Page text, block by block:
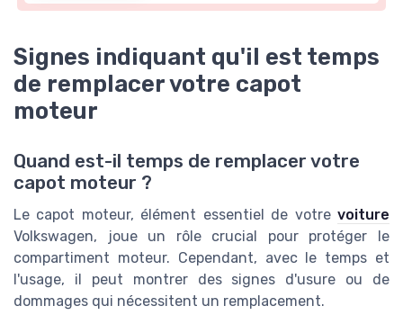
Signes indiquant qu'il est temps
de remplacer votre capot
moteur
Quand est-il temps de remplacer votre
capot moteur ?
Le capot moteur, élément essentiel de votre voiture
Volkswagen, joue un rôle crucial pour protéger le
compartiment moteur. Cependant, avec le temps et
l'usage, il peut montrer des signes d'usure ou de
dommages qui nécessitent un remplacement.